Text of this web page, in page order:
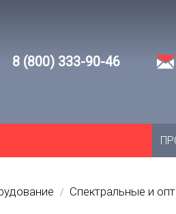
8 (800) 333-90-46
/ Спектральные и